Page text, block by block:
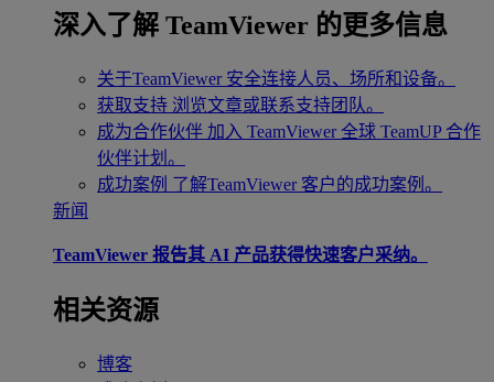
深入了解 TeamViewer 的更多信息
关于TeamViewer 安全连接人员、场所和设备。
获取支持 浏览文章或联系支持团队。
成为合作伙伴 加入 TeamViewer 全球 TeamUP 合作
伙伴计划。
成功案例 了解TeamViewer 客户的成功案例。
新闻
TeamViewer 报告其 AI 产品获得快速客户采纳。
相关资源
博客